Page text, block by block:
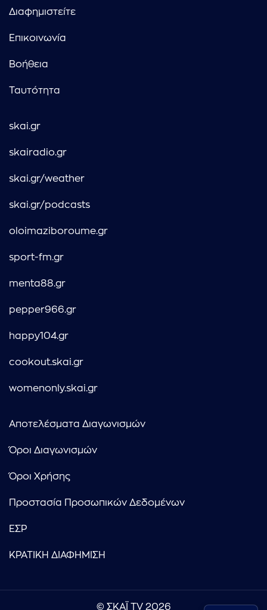
Διαφημιστείτε
Επικοινωνία
Βοήθεια
Ταυτότητα
skai.gr
skairadio.gr
skai.gr/weather
skai.gr/podcasts
oloimaziboroume.gr
sport-fm.gr
menta88.gr
pepper966.gr
happy104.gr
cookout.skai.gr
womenonly.skai.gr
Αποτελέσματα Διαγωνισμών
Όροι Διαγωνισμών
Όροι Χρήσης
Προστασία Προσωπικών Δεδομένων
ΕΣΡ
ΚΡΑΤΙΚΗ ΔΙΑΦΗΜΙΣΗ
© ΣΚΑΪ TV 2026